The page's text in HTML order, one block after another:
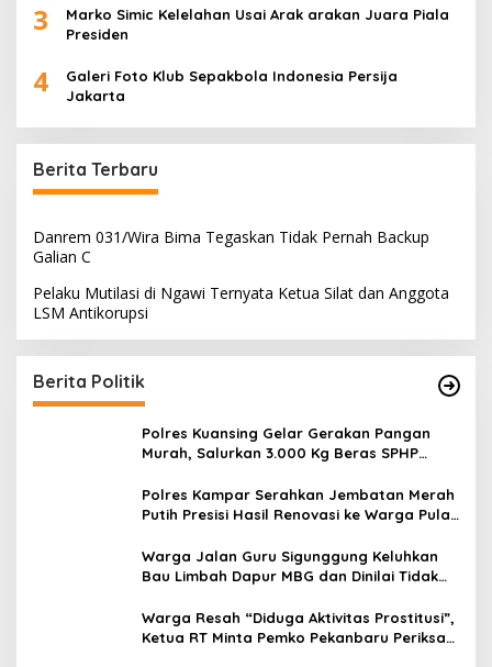
3
Marko Simic Kelelahan Usai Arak arakan Juara Piala
Presiden
4
Galeri Foto Klub Sepakbola Indonesia Persija
Jakarta
Berita Terbaru
Danrem 031/Wira Bima Tegaskan Tidak Pernah Backup
Galian C
Pelaku Mutilasi di Ngawi Ternyata Ketua Silat dan Anggota
LSM Antikorupsi
Berita Politik
Polres Kuansing Gelar Gerakan Pangan
Murah, Salurkan 3.000 Kg Beras SPHP
Polres Kampar Serahkan Jembatan Merah
Putih Presisi Hasil Renovasi ke Warga Pulau
Warga Jalan Guru Sigunggung Keluhkan
Bau Limbah Dapur MBG dan Dinilai Tidak
Warga Resah “Diduga Aktivitas Prostitusi”,
Ketua RT Minta Pemko Pekanbaru Periksa